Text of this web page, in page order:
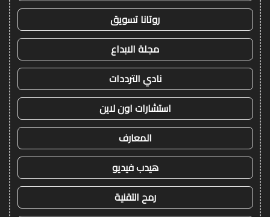
روتانا تسويق
مجلة الابداع
نادي الترددات
استشارات اون لاين
المعارف
هيدب فيديو
رمح التقنية